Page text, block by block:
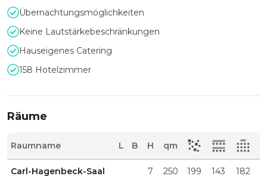
Übernachtungsmöglichkeiten
Keine Lautstärkebeschränkungen
Hauseigenes Catering
158 Hotelzimmer
Räume
Raumname L B H qm
Carl-Hagenbeck-Saal 7 250 199 143 182